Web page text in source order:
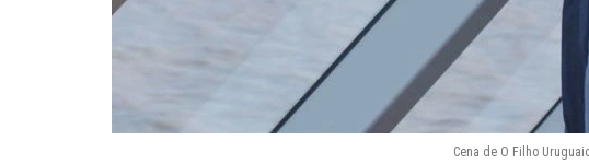
Cena de O Filho